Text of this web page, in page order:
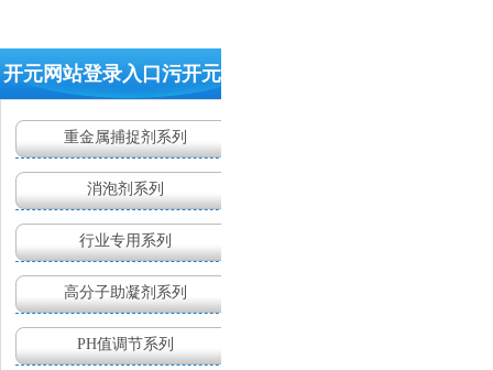
开元网站登录入口污开元(中
国)
重金属捕捉剂系列
消泡剂系列
行业专用系列
高分子助凝剂系列
PH值调节系列